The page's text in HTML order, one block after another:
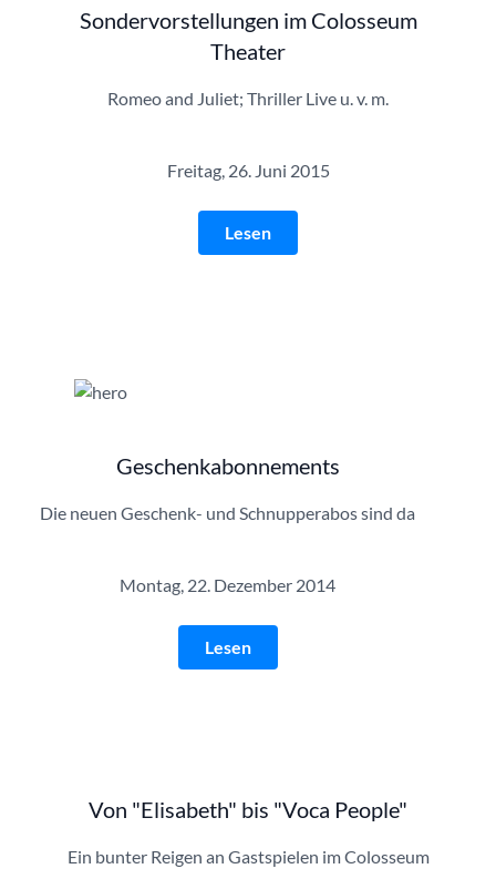
Sondervorstellungen im Colosseum
Theater
Romeo and Juliet; Thriller Live u. v. m.
Freitag, 26. Juni 2015
Lesen
Geschenkabonnements
Die neuen Geschenk- und Schnupperabos sind da
Montag, 22. Dezember 2014
Lesen
Von "Elisabeth" bis "Voca People"
Ein bunter Reigen an Gastspielen im Colosseum